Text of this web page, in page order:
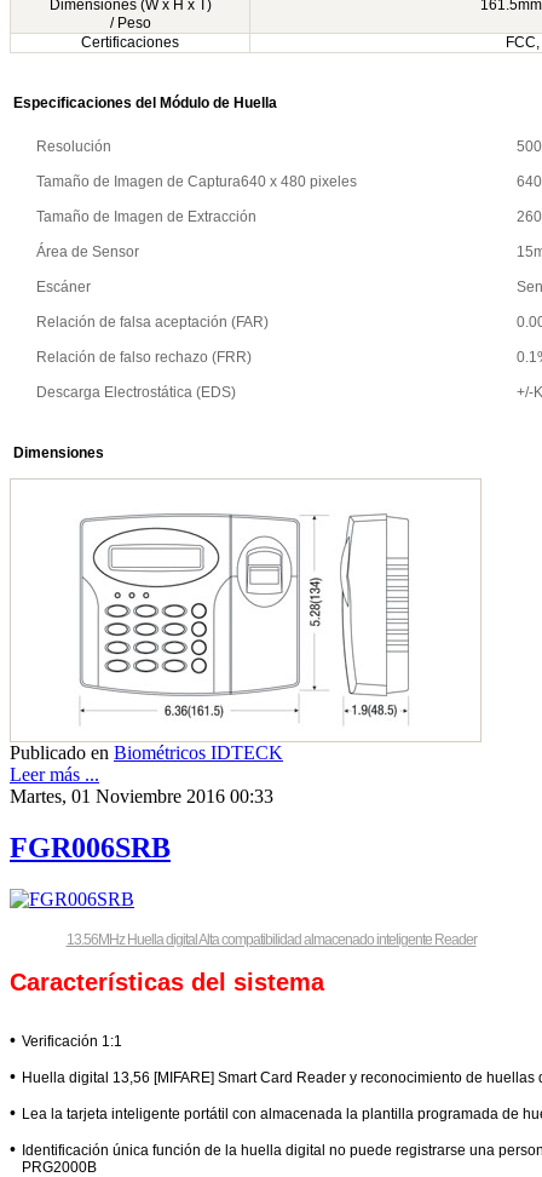
Dimensiones(W x H x T)
/ Peso
Certificaciones
Especificaciones del Módulo de Huella
Resolución
Tamaño de Imagen de Captura640 x 480 pixeles
Tamaño de Imagen de Extracción
Área de Sensor
Escáner
Relación de falsa aceptación (FAR)
Relación de falso rechazo (FRR)
Descarga Electrostática (EDS) +/-
Dimensiones
Publicado en Biométricos IDTECK
Leer más ...
Martes, 01 Noviembre 2016 00:33
FGR006SRB
13.56MHz Huella digital Alta compatibilidad almacenado inteligente Reader
Características del sistema
• Verificación 1:1
• Huella digital 13,56 [MIFARE] Smart Card Reader y reconocimiento de
• Lea la tarjeta inteligente portátil con almacenada la plantilla programada de
• Identificación única función de la huella digital no puede registrarse una
PRG2000B